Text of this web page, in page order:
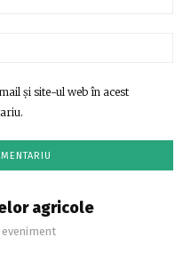
și site-ul web în acest
agricole